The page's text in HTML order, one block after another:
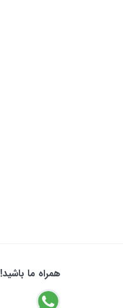
همراه ما باشید!